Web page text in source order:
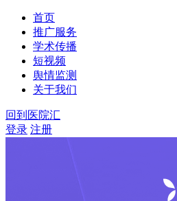
首页
推广服务
学术传播
短视频
舆情监测
关于我们
回到医院汇
登录 注册